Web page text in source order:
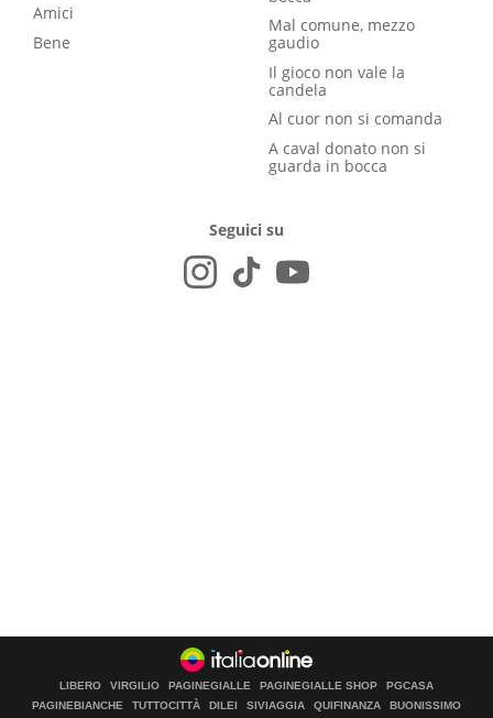
Amici
Bene
Mal comune, mezzo
gaudio
Il gioco non vale la
candela
Al cuor non si comanda
A caval donato non si
guarda in bocca
Seguici su
LIBERO VIRGILIO PAGINEGIALLE PAGINEGIALLE SHOP
PGCASA
PAGINEBIANCHE
TUTTOCITTÀ DILEI SIVIAGGIA QUIFINANZA BUONISSIMO